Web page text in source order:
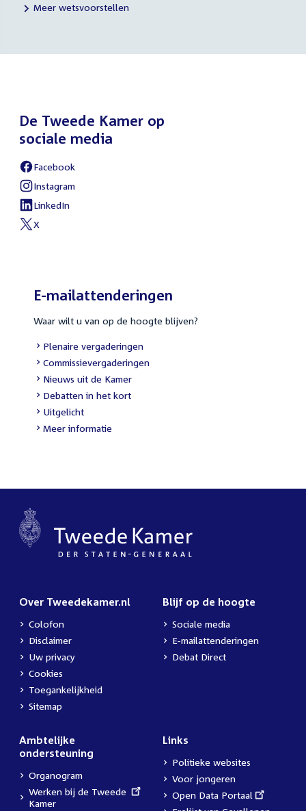
Meer wetsvoorstellen
De Tweede Kamer op
sociale media
External
link:
Facebook
External
link:
Instagram
External
link:
LinkedIn
External
X
E-mailattenderingen
Waar wilt u van op de hoogte blijven?
External
link:
Plenaire vergaderingen
External
link:
Commissievergaderingen
External
link:
Nieuws uit de Kamer
External
link:
Debatten in het kort
External
link:
Uitgelicht
Meer informatie
Over Tweedekamer.nl
Colofon
Disclaimer
Uw privacy
Cookies
Toegankelijkheid
Sitemap
Blijf op de hoogte
Sociale media
E-mailattenderingen
Debat Direct
Ambtelijke
ondersteuning
Organogram
External
link:
Werken bij de Tweede
Kamer
Links
Politieke websites
Voor jongeren
External
link:
Open Data Portaal